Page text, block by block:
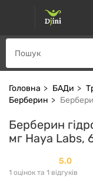
Головна БАДи
Берберин
Берберин
мг Haya Labs,
5.0
1 оцінок та 1 відгуків